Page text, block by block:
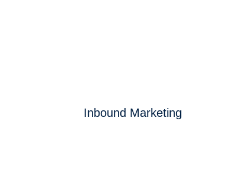
Inbound Marketing